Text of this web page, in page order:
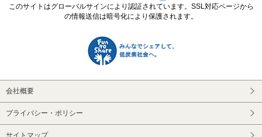
このサイトはグローバルサインにより認証されています。SSL対応ページから
の情報送信は暗号化により保護されます。
会社概要
プライバシー・ポリシー
サイトマップ